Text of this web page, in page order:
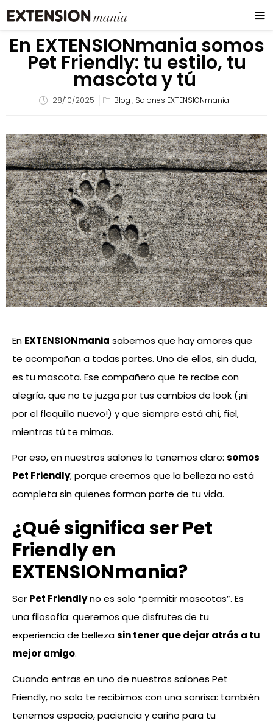
En EXTENSIONmania somos
Pet Friendly: tu estilo, tu
mascota y tú
28/10/2025 Blog , Salones EXTENSIONmania
En EXTENSIONmania sabemos que hay amores que
te acompañan a todas partes. Uno de ellos, sin duda,
es tu mascota. Ese compañero que te recibe con
alegría, que no te juzga por tus cambios de look (¡ni
por el flequillo nuevo!) y que siempre está ahí, fiel,
mientras tú te mimas.
Por eso, en nuestros salones lo tenemos claro: somos
Pet Friendly, porque creemos que la belleza no está
completa sin quienes forman parte de tu vida.
¿Qué significa ser Pet
Friendly en
EXTENSIONmania?
Ser Pet Friendlyno es solo “permitir mascotas”. Es
una filosofía: queremos que disfrutes de tu
experiencia de bellezasin tener que dejar atrás a tu
mejor amigo.
Cuando entras en uno de nuestros salones Pet
Friendly, no solo te recibimos con una sonrisa: también
tenemos espacio, paciencia y cariño para tu